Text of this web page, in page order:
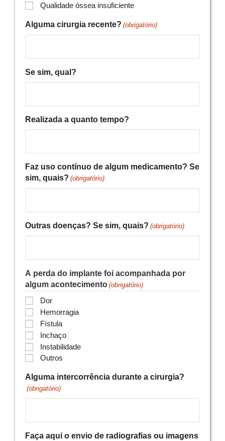
Qualidade óssea insuficiente
Alguma cirurgia recente? (obrigatório)
Se sim, qual?
Realizada a quanto tempo?
Faz uso contínuo de algum medicamento? Se
sim, quais? (obrigatório)
Outras doenças? Se sim, quais? (obrigatório)
A perda do implante foi acompanhada por
algum acontecimento (obrigatório)
Dor
Hemorragia
Fístula
Inchaço
Instabilidade
Outros
Alguma intercorrência durante a cirurgia?
(obrigatório)
Faça aqui o envio de radiografias ou imagens